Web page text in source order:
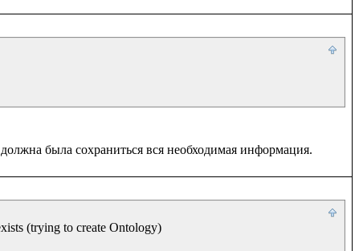
(trying to create Ontology)